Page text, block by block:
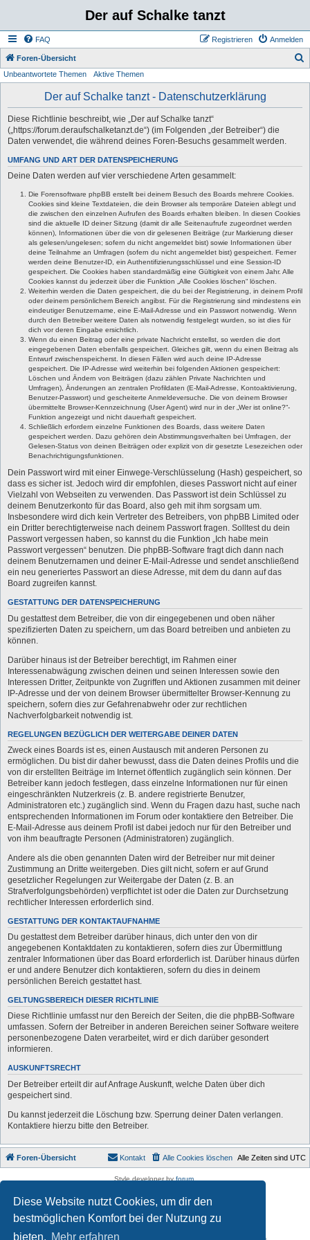
Diese Website nutzt Cookies, um dir den
bestmöglichen Komfort bei der Nutzung zu
bieten. Mehr erfahren
Der auf Schalke tanzt
FAQ Anmelden
Registrieren
Foren-Übersicht
Unbeantwortete Themen Aktive Themen
Der auf Schalke tanzt - Datenschutzerklärung
Diese Richtlinie beschreibt, wie „Der auf Schalke tanzt“
(„https://forum.deraufschalketanzt.de“) (im Folgenden „der Betreiber“) die
Daten verwendet, die während deines Foren-Besuchs gesammelt werden.
UMFANG UND ART DER DATENSPEICHERUNG
Deine Daten werden auf vier verschiedene Arten gesammelt:
Die Forensoftware phpBB erstellt bei deinem Besuch des Boards mehrere Cookies.
Cookies sind kleine Textdateien, die dein Browser als temporäre Dateien ablegt und
die zwischen den einzelnen Aufrufen des Boards erhalten bleiben. In diesen Cookies
sind die aktuelle ID deiner Sitzung (damit dir alle Seitenaufrufe zugeordnet werden
können), Informationen über die von dir gelesenen Beiträge (zur Markierung dieser
als gelesen/ungelesen; sofern du nicht angemeldet bist) sowie Informationen über
deine Teilnahme an Umfragen (sofern du nicht angemeldet bist) gespeichert. Ferner
werden deine Benutzer-ID, ein Authentifizierungsschlüssel und eine Session-ID
gespeichert. Die Cookies haben standardmäßig eine Gültigkeit von einem Jahr. Alle
Cookies kannst du jederzeit über die Funktion „Alle Cookies löschen“ löschen.
Weiterhin werden die Daten gespeichert, die du bei der Registrierung, in deinem Profil
oder deinem persönlichem Bereich angibst. Für die Registrierung sind mindestens ein
eindeutiger Benutzername, eine E-Mail-Adresse und ein Passwort notwendig. Wenn
durch den Betreiber weitere Daten als notwendig festgelegt wurden, so ist dies für
dich vor deren Eingabe ersichtlich.
Wenn du einen Beitrag oder eine private Nachricht erstellst, so werden die dort
eingegebenen Daten ebenfalls gespeichert. Gleiches gilt, wenn du einen Beitrag als
Entwurf zwischenspeicherst. In diesen Fällen wird auch deine IP-Adresse
gespeichert. Die IP-Adresse wird weiterhin bei folgenden Aktionen gespeichert:
Löschen und Ändern von Beiträgen (dazu zählen Private Nachrichten und
Umfragen), Änderungen an zentralen Profildaten (E-Mail-Adresse, Kontoaktivierung,
Benutzer-Passwort) und gescheiterte Anmeldeversuche. Die von deinem Browser
übermittelte Browser-Kennzeichnung (User Agent) wird nur in der „Wer ist online?“-
Funktion angezeigt und nicht dauerhaft gespeichert.
Schließlich erfordern einzelne Funktionen des Boards, dass weitere Daten
gespeichert werden. Dazu gehören dein Abstimmungsverhalten bei Umfragen, der
Gelesen-Status von deinen Beiträgen oder explizit von dir gesetzte Lesezeichen oder
Benachrichtigungsfunktionen.
Dein Passwort wird mit einer Einwege-Verschlüsselung (Hash) gespeichert, so
dass es sicher ist. Jedoch wird dir empfohlen, dieses Passwort nicht auf einer
Vielzahl von Webseiten zu verwenden. Das Passwort ist dein Schlüssel zu
deinem Benutzerkonto für das Board, also geh mit ihm sorgsam um.
Insbesondere wird dich kein Vertreter des Betreibers, von phpBB Limited oder
ein Dritter berechtigterweise nach deinem Passwort fragen. Solltest du dein
Passwort vergessen haben, so kannst du die Funktion „Ich habe mein
Passwort vergessen“ benutzen. Die phpBB-Software fragt dich dann nach
deinem Benutzernamen und deiner E-Mail-Adresse und sendet anschließend
ein neu generiertes Passwort an diese Adresse, mit dem du dann auf das
Board zugreifen kannst.
GESTATTUNG DER DATENSPEICHERUNG
Du gestattest dem Betreiber, die von dir eingegebenen und oben näher
spezifizierten Daten zu speichern, um das Board betreiben und anbieten zu
können.
Darüber hinaus ist der Betreiber berechtigt, im Rahmen einer
Interessenabwägung zwischen deinen und seinen Interessen sowie den
Interessen Dritter, Zeitpunkte von Zugriffen und Aktionen zusammen mit deiner
IP-Adresse und der von deinem Browser übermittelter Browser-Kennung zu
speichern, sofern dies zur Gefahrenabwehr oder zur rechtlichen
Nachverfolgbarkeit notwendig ist.
REGELUNGEN BEZÜGLICH DER WEITERGABE DEINER DATEN
Zweck eines Boards ist es, einen Austausch mit anderen Personen zu
ermöglichen. Du bist dir daher bewusst, dass die Daten deines Profils und die
von dir erstellten Beiträge im Internet öffentlich zugänglich sein können. Der
Betreiber kann jedoch festlegen, dass einzelne Informationen nur für einen
eingeschränkten Nutzerkreis (z. B. andere registrierte Benutzer,
Administratoren etc.) zugänglich sind. Wenn du Fragen dazu hast, suche nach
entsprechenden Informationen im Forum oder kontaktiere den Betreiber. Die
E-Mail-Adresse aus deinem Profil ist dabei jedoch nur für den Betreiber und
von ihm beauftragte Personen (Administratoren) zugänglich.
Andere als die oben genannten Daten wird der Betreiber nur mit deiner
Zustimmung an Dritte weitergeben. Dies gilt nicht, sofern er auf Grund
gesetzlicher Regelungen zur Weitergabe der Daten (z. B. an
Strafverfolgungsbehörden) verpflichtet ist oder die Daten zur Durchsetzung
rechtlicher Interessen erforderlich sind.
GESTATTUNG DER KONTAKTAUFNAHME
Du gestattest dem Betreiber darüber hinaus, dich unter den von dir
angegebenen Kontaktdaten zu kontaktieren, sofern dies zur Übermittlung
zentraler Informationen über das Board erforderlich ist. Darüber hinaus dürfen
er und andere Benutzer dich kontaktieren, sofern du dies in deinem
persönlichen Bereich gestattet hast.
GELTUNGSBEREICH DIESER RICHTLINIE
Diese Richtlinie umfasst nur den Bereich der Seiten, die die phpBB-Software
umfassen. Sofern der Betreiber in anderen Bereichen seiner Software weitere
personenbezogene Daten verarbeitet, wird er dich darüber gesondert
informieren.
AUSKUNFTSRECHT
Der Betreiber erteilt dir auf Anfrage Auskunft, welche Daten über dich
gespeichert sind.
Du kannst jederzeit die Löschung bzw. Sperrung deiner Daten verlangen.
Kontaktiere hierzu bitte den Betreiber.
Foren-Übersicht Alle Zeiten sind UTC
Alle Cookies löschen
Kontakt
Style developer by forum
Deutsche Übersetzung durchphpBB.de
Datenschutz
Nutzungsbedingungen